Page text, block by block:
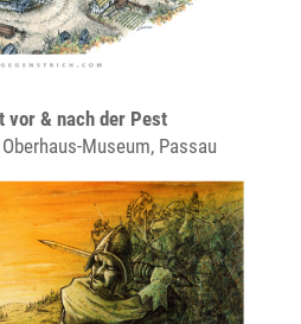
vor & nach der Pest
Museum, Passau